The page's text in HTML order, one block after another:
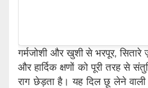
गर्मजोशी और खुशी से भरपूर, सितारे
और हार्दिक क्षणों को पूरी तरह से
राग छेड़ता है। यह दिल छू लेने